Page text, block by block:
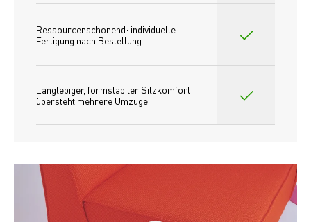
Ressourcenschonend: individuelle
Fertigung nach Bestellung
Langlebiger, formstabiler Sitzkomfort
übersteht mehrere Umzüge